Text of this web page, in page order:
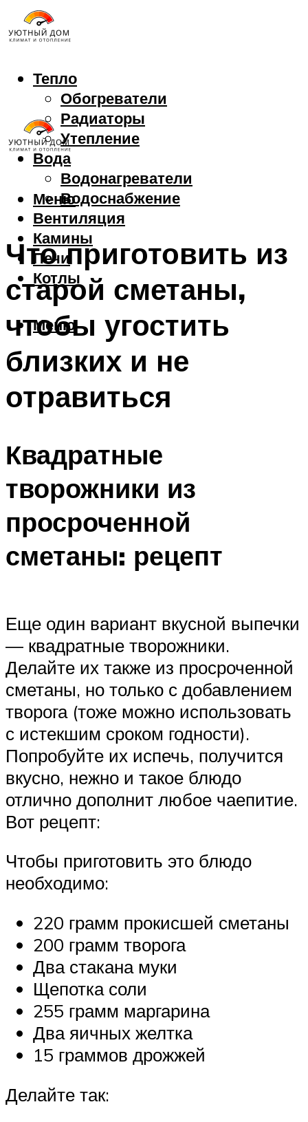
Тепло
Обогреватели
Радиаторы
Утепление
Вода
Водонагреватели
Водоснабжение
Вентиляция
Камины
Печи
Котлы
Меню
Меню
Что приготовить из
старой сметаны,
чтобы угостить
близких и не
отравиться
Квадратные
творожники из
просроченной
сметаны: рецепт
Еще один вариант вкусной выпечки
— квадратные творожники.
Делайте их также из просроченной
сметаны, но только с добавлением
творога (тоже можно использовать
с истекшим сроком годности).
Попробуйте их испечь, получится
вкусно, нежно и такое блюдо
отлично дополнит любое чаепитие.
Вот рецепт:
Чтобы приготовить это блюдо
необходимо:
220 грамм прокисшей сметаны
200 грамм творога
Два стакана муки
Щепотка соли
255 грамм маргарина
Два яичных желтка
15 граммов дрожжей
Делайте так: